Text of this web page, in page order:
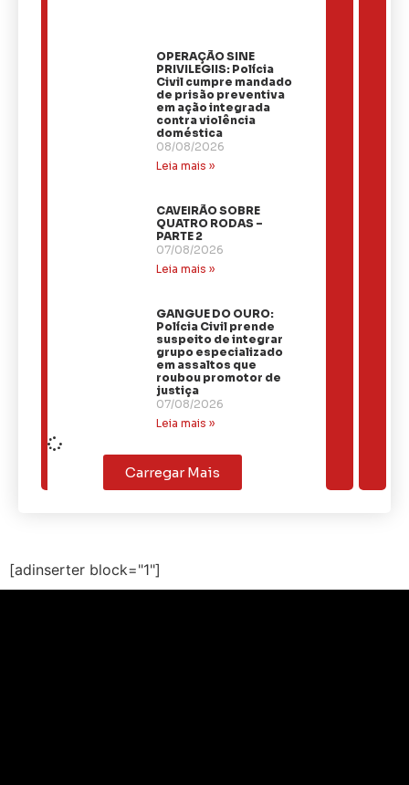
OPERAÇÃO SINE
PRIVILEGIIS: Polícia
Civil cumpre mandado
de prisão preventiva
em ação integrada
contra violência
doméstica
08/08/2026
Leia mais »
CAVEIRÃO SOBRE
QUATRO RODAS –
PARTE 2
07/08/2026
Leia mais »
GANGUE DO OURO:
Polícia Civil prende
suspeito de integrar
grupo especializado
em assaltos que
roubou promotor de
justiça
07/08/2026
Leia mais »
Carregar Mais
[adinserter block="1"]